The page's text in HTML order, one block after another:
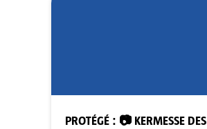
PROTÉGÉ : 📷 KERMESSE DES